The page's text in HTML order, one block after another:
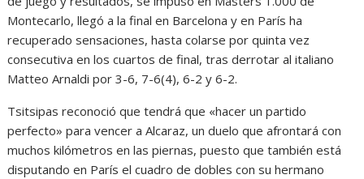
Montecarlo, llegó a la final en Barcelona y en París ha
recuperado sensaciones, hasta colarse por quinta vez
consecutiva en los cuartos de final, tras derrotar al italiano
Matteo Arnaldi por 3-6, 7-6(4), 6-2 y 6-2.
Tsitsipas reconoció que tendrá que «hacer un partido
perfecto» para vencer a Alcaraz, un duelo que afrontará con
muchos kilómetros en las piernas, puesto que también está
disputando en París el cuadro de dobles con su hermano